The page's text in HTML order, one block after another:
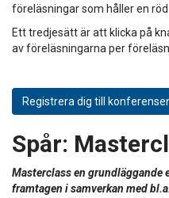
föreläsningar som håller en röd
Ett tredjesätt är att klicka på
av föreläsningarna per
Registrera dig till
Spår:
Masterclass en
framtagen i samverkan med